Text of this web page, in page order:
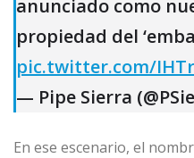
anunciado como
propiedad del
pic.twitter.com/
— Pipe Sierra
En ese escenario, el